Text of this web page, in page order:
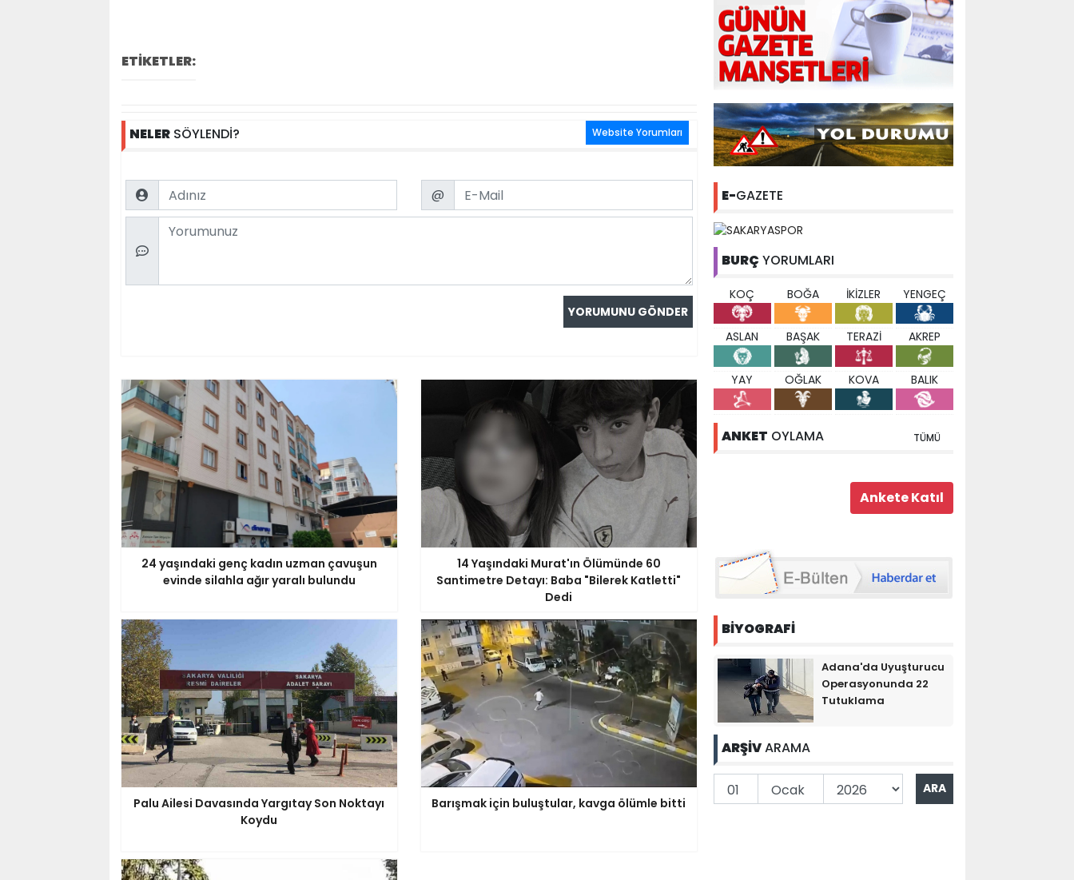
ETİKETLER:
NELERSÖYLENDİ? Website Yorumları
Name Email
@
Comment
24 yaşındaki genç kadın uzman çavuşun
evinde silahla ağır yaralı bulundu
14 Yaşındaki Murat'ın Ölümünde 60
Santimetre Detayı: Baba "Bilerek Katletti"
Dedi
Palu Ailesi Davasında Yargıtay Son Noktayı
Koydu
Barışmak için buluştular, kavga ölümle bitti
E-GAZETE
BURÇ YORUMLARI
KOÇ BOĞA İKİZLER YENGEÇ
ASLAN BAŞAK TERAZİ AKREP
YAY OĞLAK KOVA BALIK
ANKET OYLAMA TÜMÜ
BİYOGRAFİ
Adana'da Uyuşturucu
Operasyonunda 22
Tutuklama
ARŞİVARAMA